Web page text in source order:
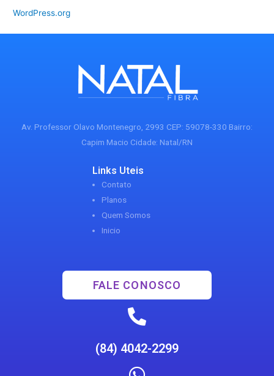
WordPress.org
Av. Professor Olavo Montenegro, 2993 CEP: 59078-330 Bairro:
Capim Macio Cidade: Natal/RN
Links Uteis
Contato
Planos
Quem Somos
Inicio
FALE CONOSCO
(84) 4042-2299